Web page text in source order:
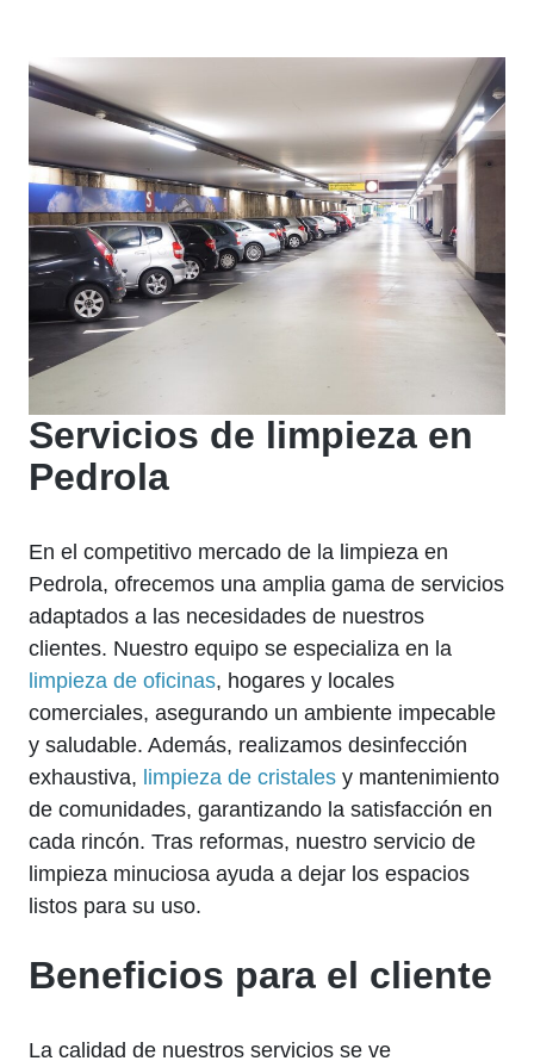
Servicios de limpieza en
Pedrola
En el competitivo mercado de la limpieza en
Pedrola, ofrecemos una amplia gama de servicios
adaptados a las necesidades de nuestros
clientes. Nuestro equipo se especializa en la
limpieza de oficinas, hogares y locales
comerciales, asegurando un ambiente impecable
y saludable. Además, realizamos desinfección
exhaustiva, limpieza de cristales y mantenimiento
de comunidades, garantizando la satisfacción en
cada rincón. Tras reformas, nuestro servicio de
limpieza minuciosa ayuda a dejar los espacios
listos para su uso.
Beneficios para el cliente
La calidad de nuestros servicios se ve